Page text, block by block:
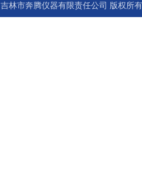
吉林市奔腾仪器有限责任公司 版权所